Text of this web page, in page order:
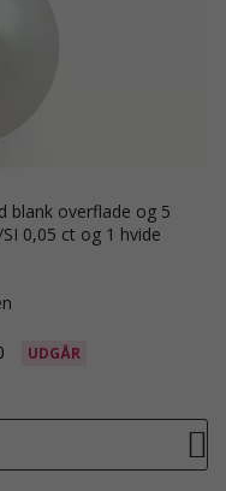
0,05 ct og 1 hvide
UDGÅR